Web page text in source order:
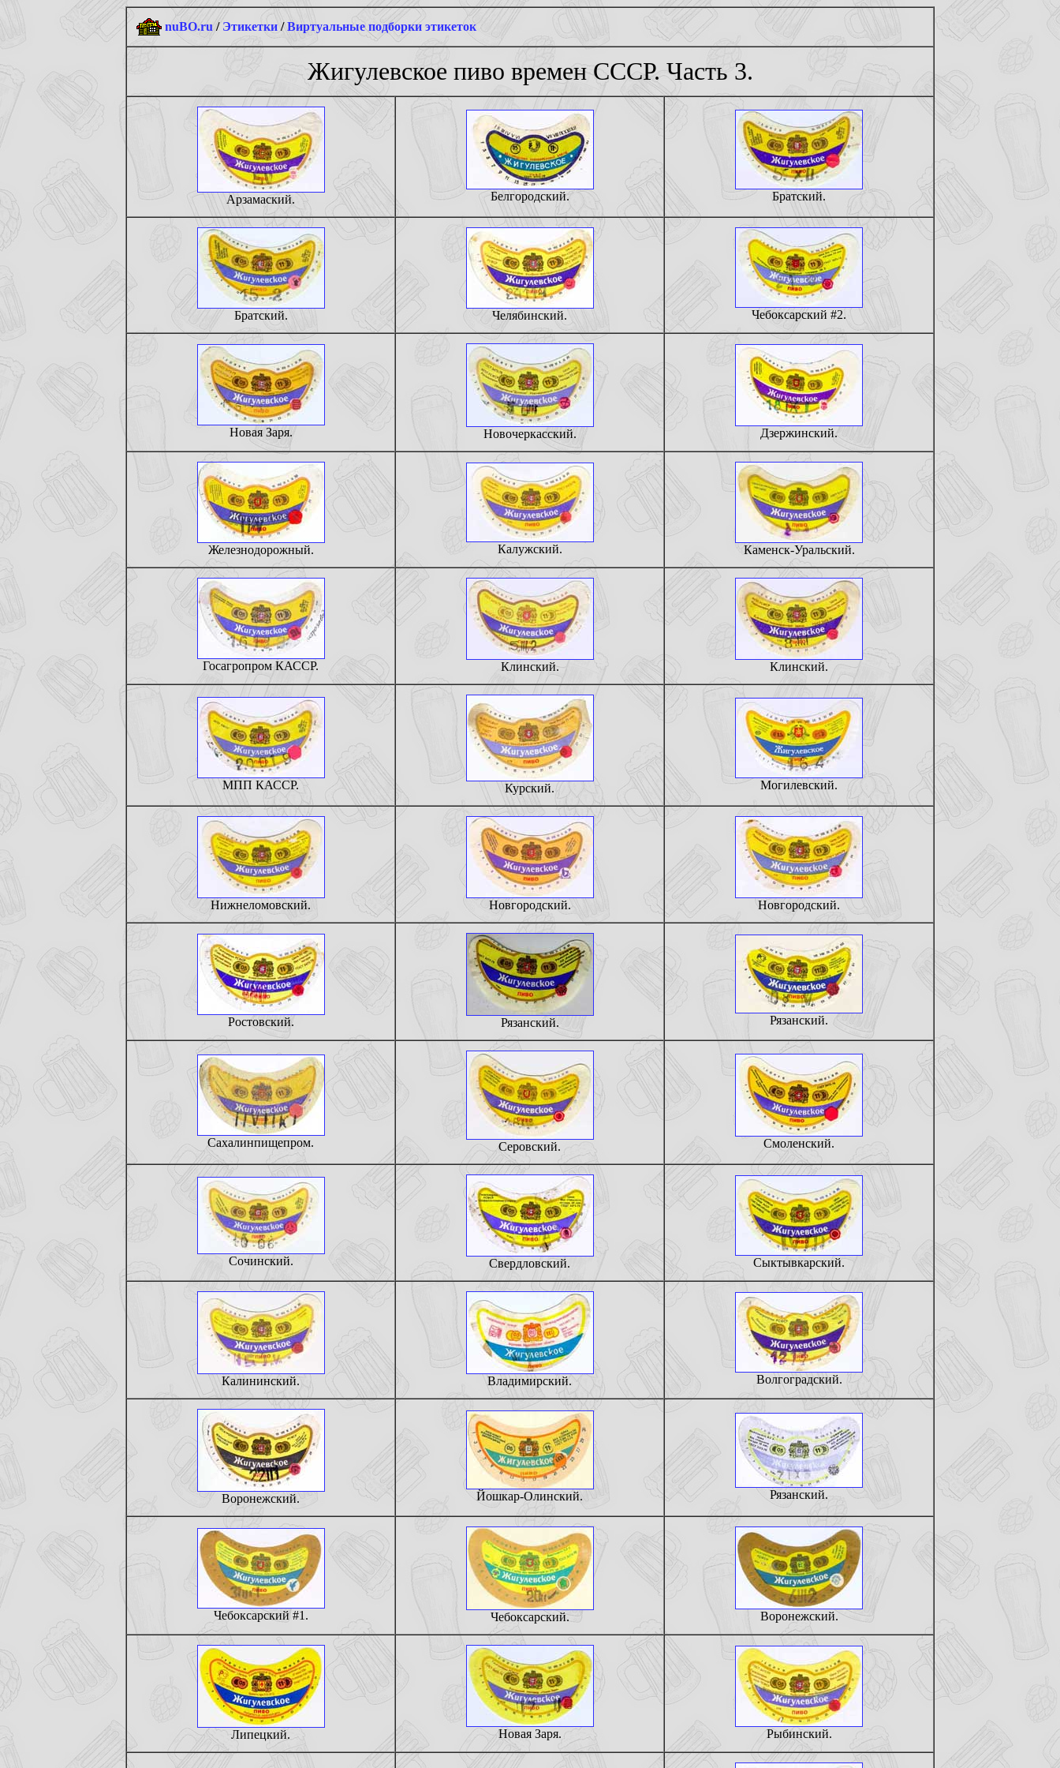
nuBO.ru / Этикетки /Виртуальные подборки этикеток
Жигулевское пиво времен СССР. Часть 3.
Арзамаский. Белгородский. Братский.
Братский. Челябинский. Чебоксарский #2.
Новая Заря. Новочеркасский. Дзержинский.
Железнодорожный. Калужский. Каменск-Уральский.
Госагропром КАССР. Клинский. Клинский.
МПП КАССР. Курский. Могилевский.
Нижнеломовский. Новгородский. Новгородский.
Ростовский. Рязанский. Рязанский.
Сахалинпищепром. Серовский. Смоленский.
Сочинский. Свердловский. Сыктывкарский.
Калининский. Владимирский. Волгоградский.
Воронежский. Йошкар-Олинский. Рязанский.
Чебоксарский #1. Чебоксарский. Воронежский.
Липецкий. Новая Заря. Рыбинский.